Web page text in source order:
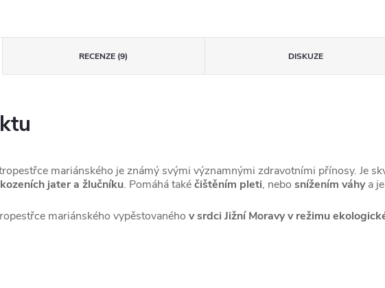
RECENZE (9) DISKUZE
mariánského je známý svými významnými zdravotními přínosy. Je
jater a žlučníku. Pomáhá takéčištěním pleti, nebo snížením váhya
mariánského vypěstovaného v srdci Jižní Moravy v režimu